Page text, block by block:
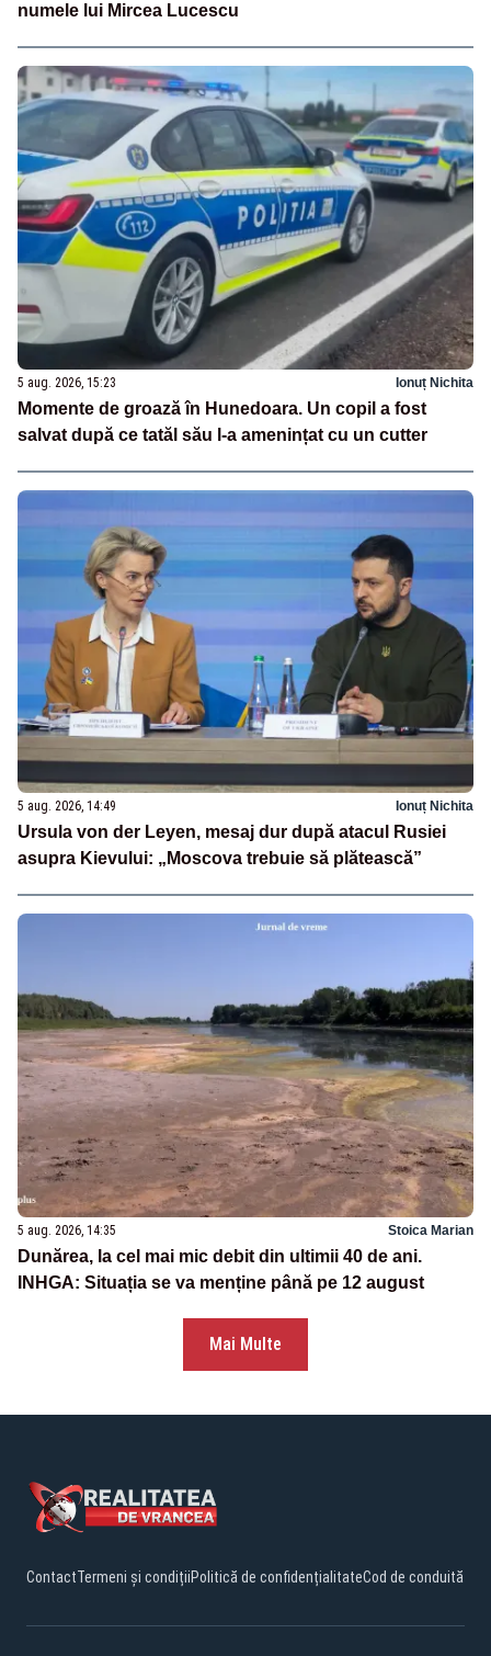
numele lui Mircea Lucescu
5 aug. 2026, 15:23 Ionuț Nichita
Momente de groază în Hunedoara. Un copil a fost
salvat după ce tatăl său l-a amenințat cu un cutter
5 aug. 2026, 14:49 Ionuț Nichita
Ursula von der Leyen, mesaj dur după atacul Rusiei
asupra Kievului: „Moscova trebuie să plătească”
5 aug. 2026, 14:35 Stoica Marian
Dunărea, la cel mai mic debit din ultimii 40 de ani.
INHGA: Situația se va menține până pe 12 august
Mai Multe
ContactTermeni și condițiiPolitică de confidențialitateCod de conduită